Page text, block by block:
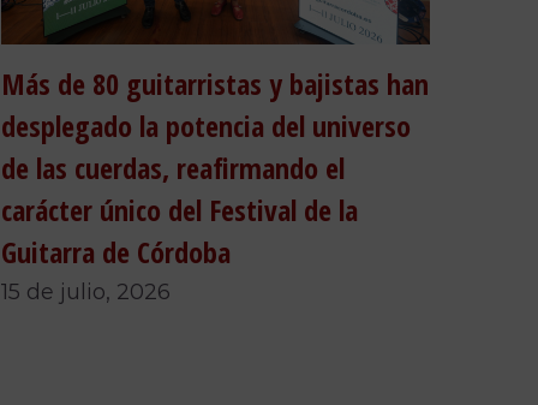
Más de 80 guitarristas y bajistas han
desplegado la potencia del universo
de las cuerdas, reafirmando el
carácter único del Festival de la
Guitarra de Córdoba
15 de julio, 2026